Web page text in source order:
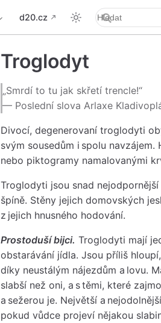
d20.cz
Troglodyt
„Smrdí to tu jak skřetí trencle!“
— Poslední slova Arlaxe
Divocí, degenerovaní troglodyti
svým sousedům i spolu
nebo piktogramy namalovanými
Troglodyti jsou snad
špíně. Stěny jejich domovských
z jejich hnusného hodování.
Prostoduší bijci. Troglodyti mají
obstarávání jídla. Jsou příliš
díky neustálým nájezdům a lovu.
slabší než oni, a s těmi, které
a sežerou je. Největší a
pokud vůdce projeví nějakou